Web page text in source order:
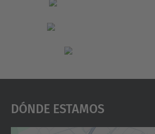
Dónde Estamos